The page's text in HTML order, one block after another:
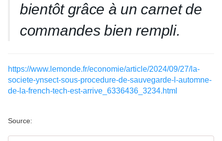
bientôt grâce à un carnet de
commandes bien rempli.
https://www.lemonde.fr/economie/article/2024/09/27/la-
societe-ynsect-sous-procedure-de-sauvegarde-l-automne-
de-la-french-tech-est-arrive_6336436_3234.html
Source: